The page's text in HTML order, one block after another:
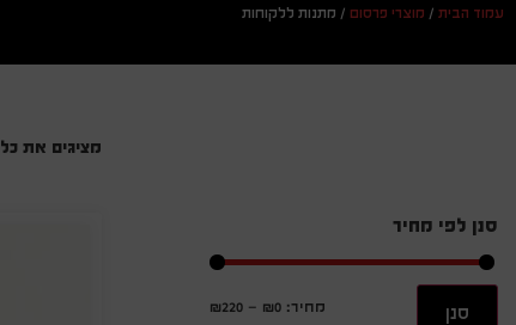
עמוד הבית / מוצרי פרסום / מתנות ללקוחות
סנן לפי מחיר
סנן מחיר: ₪0
—
₪220
מציגים את כל ⁦30⁩ התוצאות